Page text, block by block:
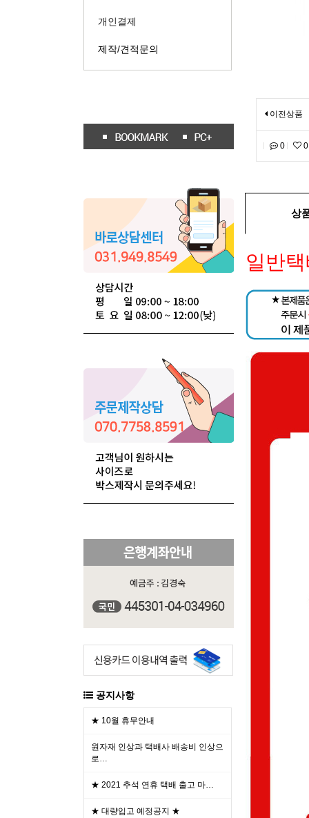
개인결제
제작/견적문의
공지사항
★ 10월 휴무안내
원자재 인상과 택배사 배송비 인상으
로…
★ 2021 추석 연휴 택배 출고 마…
★ 대량입고 예정공지 ★
이전상품
0 0
상
일반